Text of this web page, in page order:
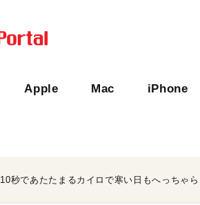
Apple Mac iPhone
10秒であたたまるカイロで寒い日もへっちゃら